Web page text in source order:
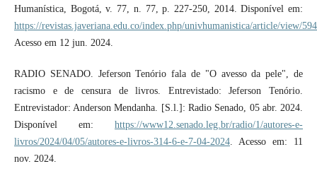
Humanística, Bogotá, v. 77, n. 77, p. 227-250, 2014. Disponível em:
https://revistas.javeriana.edu.co/index.php/univhumanistica/article/view/
Acesso em 12 jun. 2024.
RADIO SENADO. Jeferson Tenório fala de "O avesso da pele", de
racismo e de censura de livros. Entrevistado: Jeferson Tenório.
Entrevistador: Anderson Mendanha. [S.l.]: Radio Senado, 05 abr. 2024.
Disponível em:https://www12.senado.leg.br/radio/1/autores-e-
livros/2024/04/05/autores-e-livros-314-6-e-7-04-2024. Acesso em: 11
nov. 2024.